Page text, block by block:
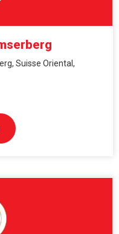
Suisse Oriental,